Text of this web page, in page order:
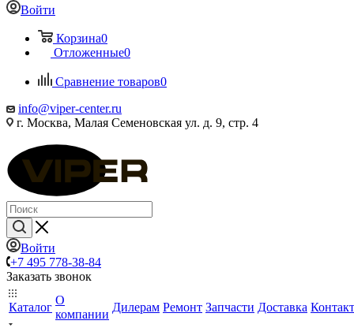
Войти
Корзина0
Отложенные0
Сравнение товаров0
info@viper-center.ru
г. Москва, Малая Семеновская ул. д. 9, стр. 4
Войти
+7 495 778-38-84
Заказать звонок
Каталог
О
компании
Дилерам Ремонт Запчасти Доставка